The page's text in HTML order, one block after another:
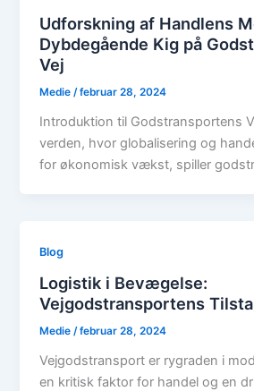
Udforskning af Handlens
Dybdegående Kig på
Vej
Medie /februar 28, 2024
Introduktion til Godstransportens
verden, hvor globalisering og
for økonomisk vækst, spiller
Blog
Logistik i Bevægelse:
Vejgodstransportens
Medie/februar 28, 2024
Vejgodstransport er rygraden i
en kritisk faktor for handel og en